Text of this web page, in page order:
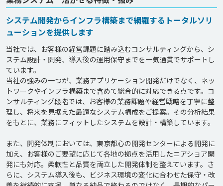
システム開発からインフラ構築まで網羅するトータルソリ
ューションを提供します
当社では、お客様の経営課題に踏み込むコンサルティングから、シ
ステム設計・開発、導入後の運用保守までを一気通貫でサポートし
ています。
当社の強みの一つが、業務アプリケーション開発だけでなく、ネッ
トワークやインフラ構築まで含めて総合的に対応できる点です。コ
ンサルティング段階では、お客様の業務課題や経営戦略を丁寧に整
理し、将来を見据えた最適なシステム構成をご提案。その分析結果
をもとに、業務にフィットしたシステムを設計・構築しています。
また、開発体制においては、東京都心の開発センターによる開発に
加え、お客様のご要望に応じて各地の拠点を活用したニアショア開
発にも対応。柔軟性と品質を両立した開発体制を整えています。さ
らに、システム導入後も、ビジネス環境の変化に合わせた保守・改